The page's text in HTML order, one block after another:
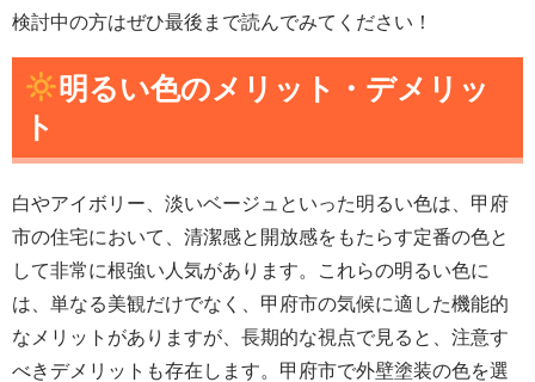
検討中の方はぜひ最後まで読んでみてください！
明るい色のメリット・デメリッ
ト
白やアイボリー、淡いベージュといった明るい色は、甲府
市の住宅において、清潔感と開放感をもたらす定番の色と
して非常に根強い人気があります。これらの明るい色に
は、単なる美観だけでなく、甲府市の気候に適した機能的
なメリットがありますが、長期的な視点で見ると、注意す
べきデメリットも存在します。甲府市で外壁塗装の色を選